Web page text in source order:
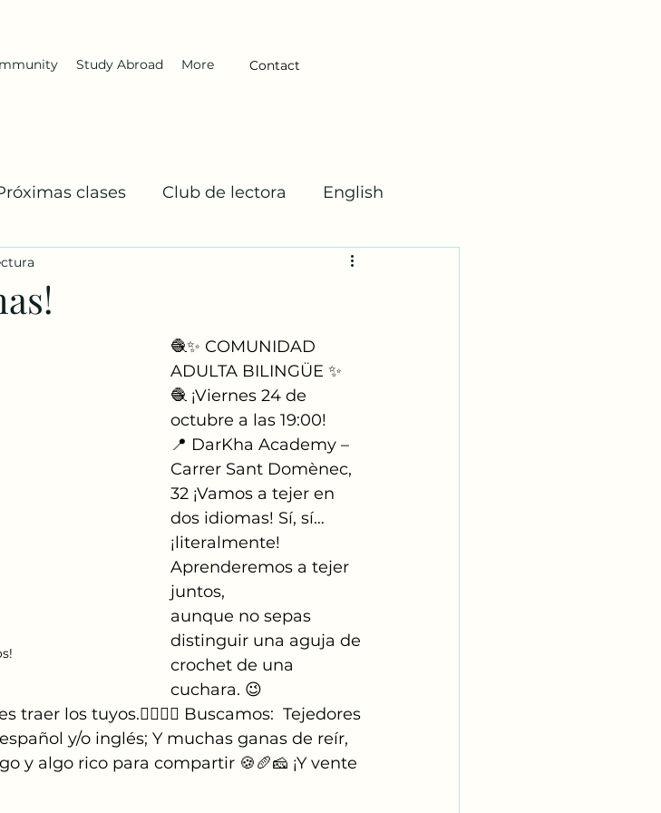
Study Abroad More Contact
clases Club de lectora English
Inglés: Explicaciones y practicas
🧶✨ COMUNIDAD
ADULTA BILINGÜE ✨
🧶 ¡Viernes 24 de
octubre a las 19:00!
📍 DarKha Academy –
Carrer Sant Domènec,
32 ¡Vamos a tejer en
dos idiomas! Sí, sí…
¡literalmente!
Aprenderemos a tejer
juntos,
aunque no sepas
distinguir una aguja de
crochet de una
cuchara. 😉
traer los tuyos.🧍‍♀️🧍‍♂️ Buscamos:  Tejedores
y/o inglés; Y muchas ganas de reír,
y algo rico para compartir 🍪🥖🧀 ¡Y vente